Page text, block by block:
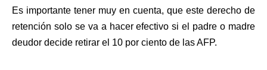
Es importante tener muy en cuenta, que este derecho de
retención solo se va a hacer efectivo si el padre o madre
deudor decide retirar el 10 por ciento de las AFP.